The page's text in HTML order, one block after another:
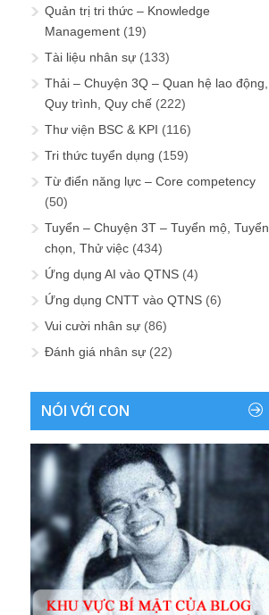
Quản trị tri thức – Knowledge
Management (19)
Tài liệu nhân sự (133)
Thải – Chuyện 3Q – Quan hệ lao động,
Quy trình, Quy chế (222)
Thư viện BSC & KPI (116)
Tri thức tuyển dụng (159)
Từ điển năng lực – Core competency
(50)
Tuyển – Chuyện 3T – Tuyển mộ, Tuyển
chọn, Thử việc (434)
Ứng dụng AI vào QTNS (4)
Ứng dụng CNTT vào QTNS (6)
Vui cười nhân sự (86)
Đánh giá nhân sự (22)
NÓI VỚI CON